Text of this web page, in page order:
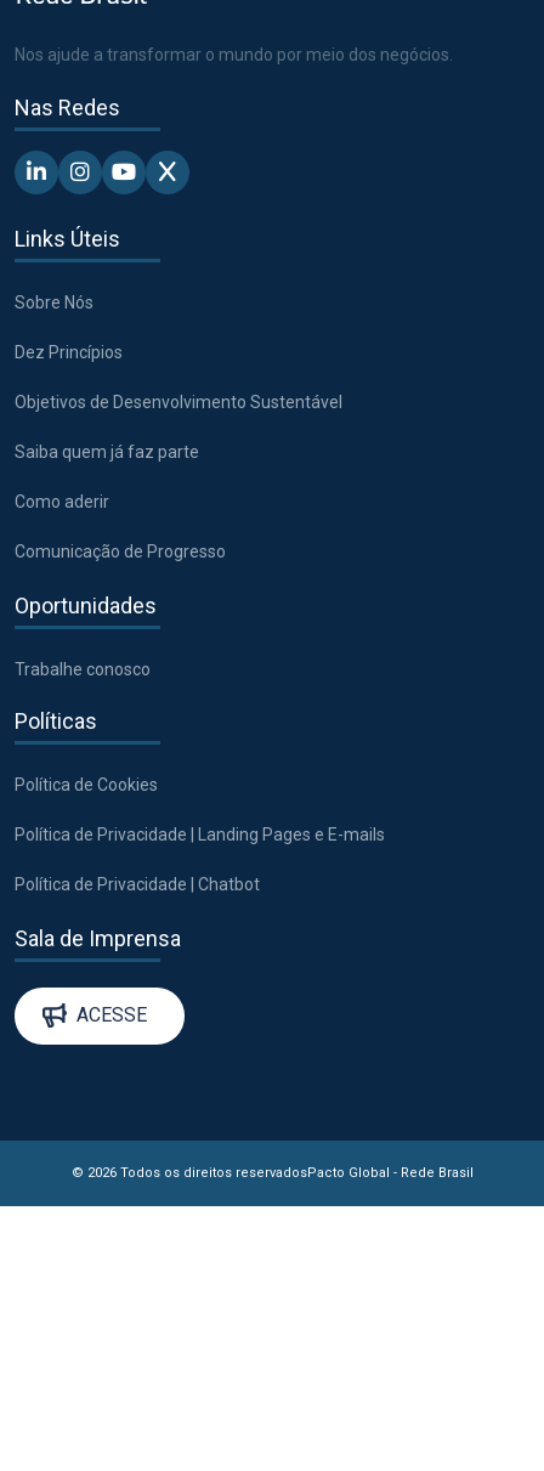
Nos ajude a transformar o mundo por meio dos negócios.
Nas Redes
Linkedin - Pacto Global BR
Instagram - Pacto Global BR
Youtube - Pacto Global BR
X - Pacto Global BR
Links Úteis
Sobre Nós
Dez Princípios
Objetivos de Desenvolvimento Sustentável
Saiba quem já faz parte
Como aderir
Comunicação de Progresso
Oportunidades
Trabalhe conosco
Políticas
Política de Cookies
Política de Privacidade | Landing Pages e E-mails
Política de Privacidade | Chatbot
Sala de Imprensa
ACESSE
© 2026 Todos os direitos reservadosPacto Global - Rede Brasil